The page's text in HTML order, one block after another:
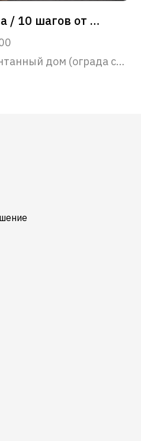
Прогулка "Ахматова / 10 шагов от Фонтанного дома до Крестов"
Санкт-Петербург, Фонтанный дом (ограда со стороны набережной реки Фонтанки)